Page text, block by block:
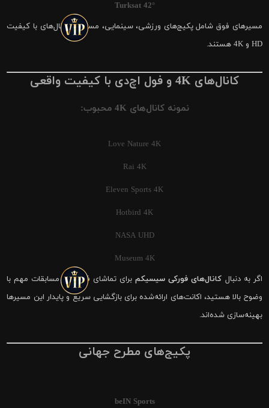
Turksat 42°
مسیرهای فوق شامل پکیج‌های ورزشی، سینمایی، مستند و کانال‌های با کیفیت
HD و 4K هستند.
کانال‌های 4K و فول اچ‌دی با کیفیت واقعی
نمونه کانال‌های 4K محبوب:
Love Nature 4K
Rai 4K
Eleven Sports 4K
Hotbird 4K
NASA UHD
Museum 4K
اگر به دنبال کانال‌های فورکی سیسیکمبرای تماشای فوتبال و مسابقات مهم با
وضوح بالا هستید، اکانت‌های ارائه‌شده برای بازگشایی سریع و پایدار این مسیرها
بهینه‌سازی شده‌اند.
پکیج‌های مطرح جهانی
beIN Sports